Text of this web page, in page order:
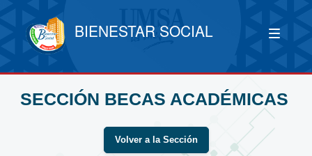
BIENESTAR SOCIAL
SECCIÓN BECAS ACADÉMICAS
Volver a la Sección